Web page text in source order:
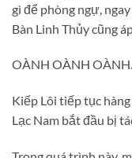
gì để phòng ngự,
Bàn Linh Thủy cũng
OÀNH OÀNH
Kiếp Lôi tiếp tục
Lạc Nam bắt đầu bị